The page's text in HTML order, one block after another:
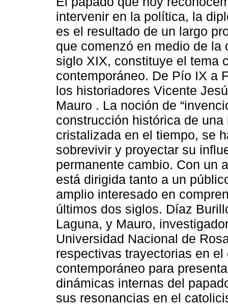
intervenir en la política, la
es el resultado de un largo
que comenzó en medio de
siglo XIX, constituye el tema
contemporáneo. De Pío IX a
los historiadores Vicente
Mauro . La noción de
construcción histórica de
cristalizada en el tiempo, se
sobrevivir y proyectar su
permanente cambio. Con un
está dirigida tanto a un
amplio interesado en
últimos dos siglos. Díaz
Laguna, y Mauro,
Universidad Nacional de
respectivas trayectorias en
contemporáneo para
dinámicas internas del
sus resonancias en el